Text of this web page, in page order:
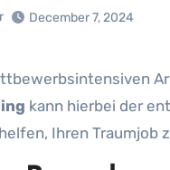
December 7, 2024
kann hierbei der
Ihren Traumjob